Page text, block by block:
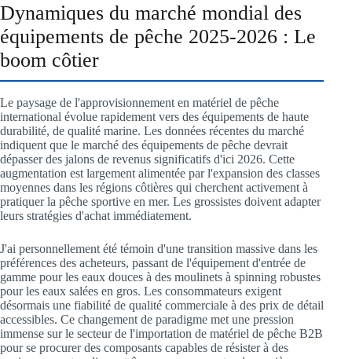
Dynamiques du marché mondial des
équipements de pêche 2025-2026 : Le
boom côtier
Le paysage de l'approvisionnement en matériel de pêche
international évolue rapidement vers des équipements de haute
durabilité, de qualité marine. Les données récentes du marché
indiquent que le marché des équipements de pêche devrait
dépasser des jalons de revenus significatifs d'ici 2026. Cette
augmentation est largement alimentée par l'expansion des classes
moyennes dans les régions côtières qui cherchent activement à
pratiquer la pêche sportive en mer. Les grossistes doivent adapter
leurs stratégies d'achat immédiatement.
J'ai personnellement été témoin d'une transition massive dans les
préférences des acheteurs, passant de l'équipement d'entrée de
gamme pour les eaux douces à des moulinets à spinning robustes
pour les eaux salées en gros. Les consommateurs exigent
désormais une fiabilité de qualité commerciale à des prix de détail
accessibles. Ce changement de paradigme met une pression
immense sur le secteur de l'importation de matériel de pêche B2B
pour se procurer des composants capables de résister à des